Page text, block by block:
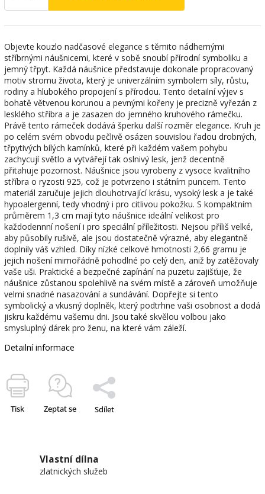
Objevte kouzlo nadčasové elegance s těmito nádhernými
stříbrnými náušnicemi, které v sobě snoubí přírodní symboliku a
jemný třpyt. Každá náušnice představuje dokonale propracovaný
motiv stromu života, který je univerzálním symbolem síly, růstu,
rodiny a hlubokého propojení s přírodou. Tento detailní výjev s
bohatě větvenou korunou a pevnými kořeny je precizně vyřezán z
lesklého stříbra a je zasazen do jemného kruhového rámečku.
Právě tento rámeček dodává šperku další rozměr elegance. Kruh je
po celém svém obvodu pečlivě osázen souvislou řadou drobných,
třpytivých bílých kamínků, které při každém vašem pohybu
zachycují světlo a vytvářejí tak oslnivý lesk, jenž decentně
přitahuje pozornost. Náušnice jsou vyrobeny z vysoce kvalitního
stříbra o ryzosti 925, což je potvrzeno i státním puncem. Tento
materiál zaručuje jejich dlouhotrvající krásu, vysoký lesk a je také
hypoalergenní, tedy vhodný i pro citlivou pokožku. S kompaktním
průměrem 1,3 cm mají tyto náušnice ideální velikost pro
každodennní nošení i pro speciální příležitosti. Nejsou příliš velké,
aby působily rušivě, ale jsou dostatečně výrazné, aby elegantně
doplnily váš vzhled. Díky nízké celkové hmotnosti 2,66 gramu je
jejich nošení mimořádně pohodlné po celý den, aniž by zatěžovaly
vaše uši. Praktické a bezpečné zapínání na puzetu zajišťuje, že
náušnice zůstanou spolehlivě na svém místě a zároveň umožňuje
velmi snadné nasazování a sundávání. Dopřejte si tento
symbolický a vkusný doplněk, který podtrhne vaši osobnost a dodá
jiskru každému vašemu dni. Jsou také skvělou volbou jako
smysluplný dárek pro ženu, na které vám záleží.
Detailní informace
Tisk Zeptat se Sdílet
Vlastní dílna
zlatnických služeb